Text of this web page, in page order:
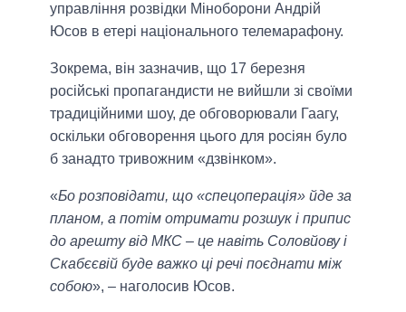
управління розвідки Міноборони Андрій
Юсов в етері національного телемарафону.
Зокрема, він зазначив, що 17 березня
російські пропагандисти не вийшли зі своїми
традиційними шоу, де обговорювали Гаагу,
оскільки обговорення цього для росіян було
б занадто тривожним «дзвінком».
«Бо розповідати, що «спецоперація» йде за
планом, а потім отримати розшук і припис
до арешту від МКС – це навіть Соловйову і
Скабєєвій буде важко ці речі поєднати між
собою», – наголосив Юсов.